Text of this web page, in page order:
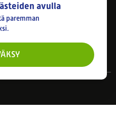
27.7.-21.8. klo 8-16
avulla
paremman